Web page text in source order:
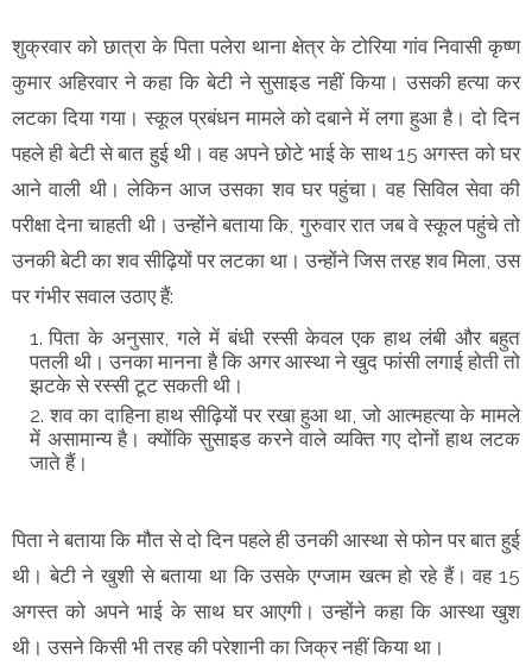
शुक्रवार को छात्रा के पिता पलेरा थाना क्षेत्र के टोरिया गांव निवासी कृष्ण
कुमार अहिरवार ने कहा कि बेटी ने सुसाइड नहीं किया। उसकी हत्या कर
लटका दिया गया। स्कूल प्रबंधन मामले को दबाने में लगा हुआ है। दो दिन
पहले ही बेटी से बात हुई थी। वह अपने छोटे भाई के साथ 15 अगस्त को घर
आने वाली थी। लेकिन आज उसका शव घर पहुंचा। वह सिविल सेवा की
परीक्षा देना चाहती थी। उन्होंने बताया कि, गुरुवार रात जब वे स्कूल पहुंचे तो
उनकी बेटी का शव सीढ़ियों पर लटका था। उन्होंने जिस तरह शव मिला, उस
पर गंभीर सवाल उठाए हैं:
पिता के अनुसार, गले में बंधी रस्सी केवल एक हाथ लंबी और बहुत
पतली थी। उनका मानना है कि अगर आस्था ने खुद फांसी लगाई होती तो
झटके से रस्सी टूट सकती थी।
शव का दाहिना हाथ सीढ़ियों पर रखा हुआ था, जो आत्महत्या के मामले
में असामान्य है। क्योंकि सुसाइड करने वाले व्यक्ति गए दोनों हाथ लटक
जाते हैं।
पिता ने बताया कि मौत से दो दिन पहले ही उनकी आस्था से फोन पर बात हुई
थी। बेटी ने खुशी से बताया था कि उसके एग्जाम खत्म हो रहे हैं। वह 15
अगस्त को अपने भाई के साथ घर आएगी। उन्होंने कहा कि आस्था खुश
थी। उसने किसी भी तरह की परेशानी का जिक्र नहीं किया था।